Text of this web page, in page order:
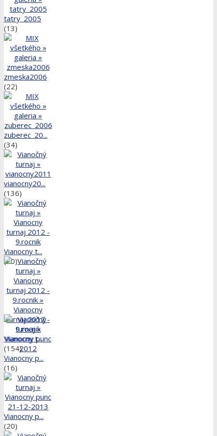
tatry_2005
(13)
zmeska2006
(22)
zuberec_20...
(34)
vianocny20...
(136)
Vianocny t...
(20)
Vianocny t...
(154)
Vianocny p...
(16)
Vianocny p...
(20)